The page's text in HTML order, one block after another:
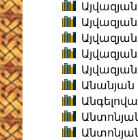
Այվազյան
Անանյան